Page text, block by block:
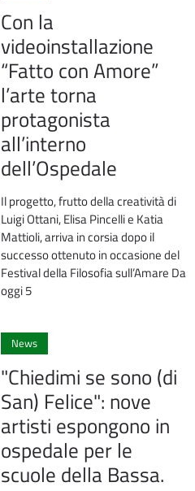
Con la
videoinstallazione
“Fatto con Amore”
l’arte torna
protagonista
all’interno
dell’Ospedale
Il progetto, frutto della creatività di
Luigi Ottani, Elisa Pincelli e Katia
Mattioli, arriva in corsia dopo il
successo ottenuto in occasione del
Festival della Filosofia sull’Amare Da
oggi 5
News
"Chiedimi se sono (di
San) Felice": nove
artisti espongono in
ospedale per le
scuole della Bassa.